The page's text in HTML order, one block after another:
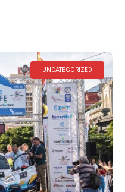
UNCATEGORIZED